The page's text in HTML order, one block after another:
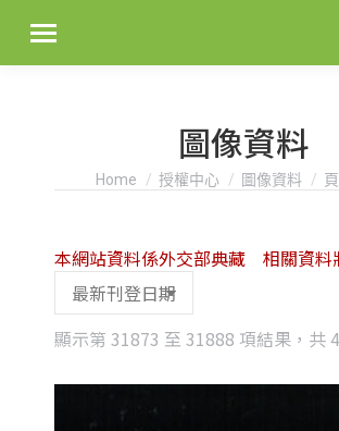
圖像資料
You are here:
Home 授權中心 圖像資料
顯示第 31873 至 31888 項結果，共
本網站資料係外交部典藏 相關資料